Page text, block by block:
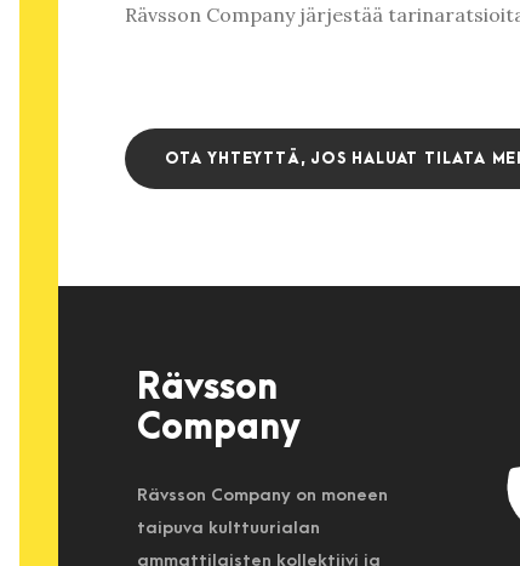
Rävsson Company järjestää
OTA YHTEYTTÄ, JOS HALUAT TILATA
Rävsson
Company
Rävsson Company on moneen
taipuva kulttuurialan
ammattilaisten kollektiivi ja